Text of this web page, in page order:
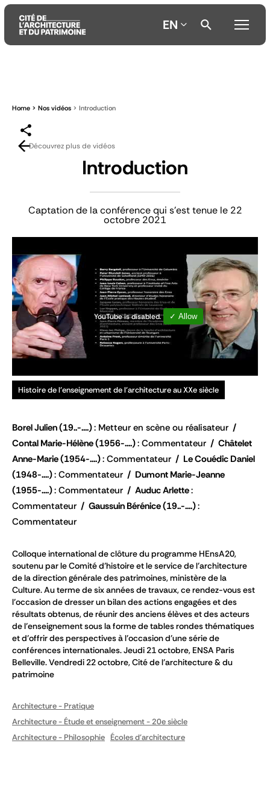
contenu
menu
EN
Home Nos vidéos Introduction
Découvrez plus de vidéos
Introduction
Captation de la conférence qui s'est tenue le 22
octobre 2021
YouTube is disabled. ✓ Allow
Histoire de l'enseignement de l'architecture au XXe siècle
Borel Julien(19..-....) Metteur en scène ou réalisateur
Contal Marie-Hélène(1956-....) Commentateur
Châtelet
Anne-Marie(1954-....) Commentateur
Le Couédic Daniel
(1948-....) Commentateur
Dumont Marie-Jeanne
(1955-....) Commentateur
Auduc Arlette
Commentateur
Gaussuin Bérénice(19..-....)
Commentateur
Colloque international de clôture du programme HEnsA20,
soutenu par le Comité d’histoire et le service de l’architecture
de la direction générale des patrimoines, ministère de la
Culture. Au terme de six années de travaux, ce rendez-vous est
l’occasion de dresser un bilan des actions engagées et des
résultats obtenus, de réunir des anciens élèves et des acteurs
de l’enseignement sous la forme de tables rondes thématiques
et d’offrir des perspectives à l’occasion d’une série de
conférences internationales. Jeudi 21 octobre, ENSA Paris
Belleville. Vendredi 22 octobre, Cité de l’architecture & du
patrimoine
Architecture - Pratique
Architecture - Étude et enseignement - 20e siècle
Architecture - Philosophie Écoles d'architecture